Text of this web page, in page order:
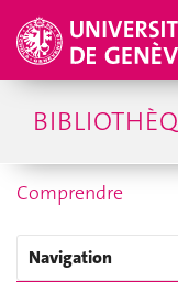
Comprendre
Navigation